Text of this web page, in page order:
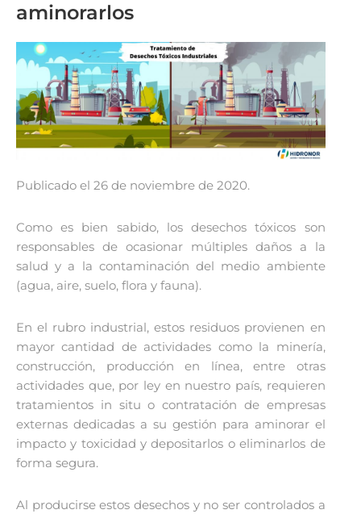
aminorarlos
Publicado el 26 de noviembre de 2020.
Como es bien sabido, los desechos tóxicos son
responsables de ocasionar múltiples daños a la
salud y a la contaminación del medio ambiente
(agua, aire, suelo, flora y fauna).
En el rubro industrial, estos residuos provienen en
mayor cantidad de actividades como la minería,
construcción, producción en línea, entre otras
actividades que, por ley en nuestro país, requieren
tratamientos in situ o contratación de empresas
externas dedicadas a su gestión para aminorar el
impacto y toxicidad y depositarlos o eliminarlos de
forma segura.
Al producirse estos desechos y no ser controlados a